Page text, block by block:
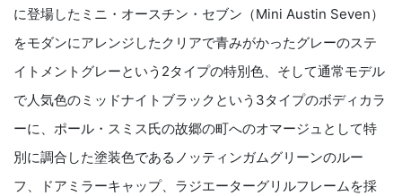
に登場したミニ・オースチン・セブン（Mini Austin Seven）
をモダンにアレンジしたクリアで青みがかったグレーのステ
イトメントグレーという2タイプの特別色、そして通常モデル
で人気色のミッドナイトブラックという3タイプのボディカラ
ーに、ポール・スミス氏の故郷の町へのオマージュとして特
別に調合した塗装色であるノッティンガムグリーンのルー
フ、ドアミラーキャップ、ラジエーターグリルフレームを採